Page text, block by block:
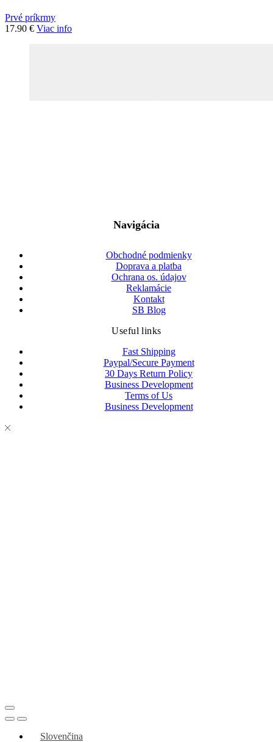
Prvé príkrmy
17.90 € Viac info
Navigácia
Obchodné podmienky
Doprava a platba
Ochrana os. údajov
Reklamácie
Kontakt
SB Blog
Useful links
Fast Shipping
Paypal/Secure Payment
30 Days Return Policy
Business Development
Terms of Us
Business Development
Slovenčina